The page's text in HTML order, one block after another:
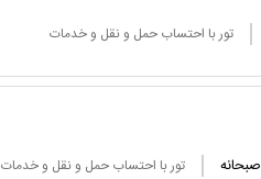
تور با احتساب حمل و نقل و خدمات
صبحانه تور با احتساب حمل و نقل و خدمات